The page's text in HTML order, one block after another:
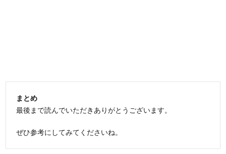
まとめ
最後まで読んでいただきありがとうございます。
ぜひ参考にしてみてくださいね。